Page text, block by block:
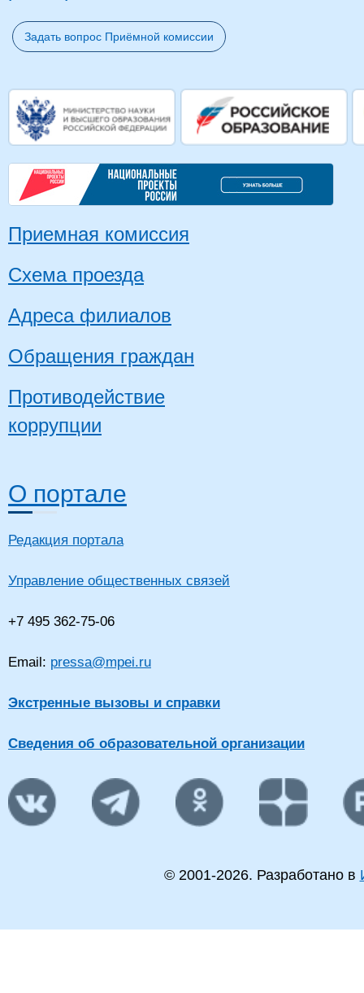
Задать вопрос Приёмной комиссии
Приемная комиссия
Схема проезда
Адреса филиалов
Обращения граждан
Противодействие
коррупции
О портале
Редакция портала
Управление общественных связей
+7 495 362-75-06
Email: pressa@mpei.ru
Экстренные вызовы и справки
Сведения об образовательной организации
© 2001-2026. Разработано в